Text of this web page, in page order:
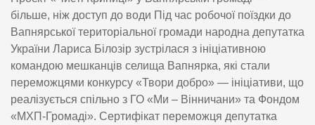
більше, ніж доступ до води Під час робочої поїздки до
Вапнярської територіальної громади народна депутатка
України Лариса Білозір зустрілася з ініціативною
командою мешканців селища Вапнярка, які стали
переможцями конкурсу «Твори добро» — ініціативи, що
реалізується спільно з ГО «Ми – Вінничани» та Фондом
«МХП-Громаді». Сертифікат переможця депутатка